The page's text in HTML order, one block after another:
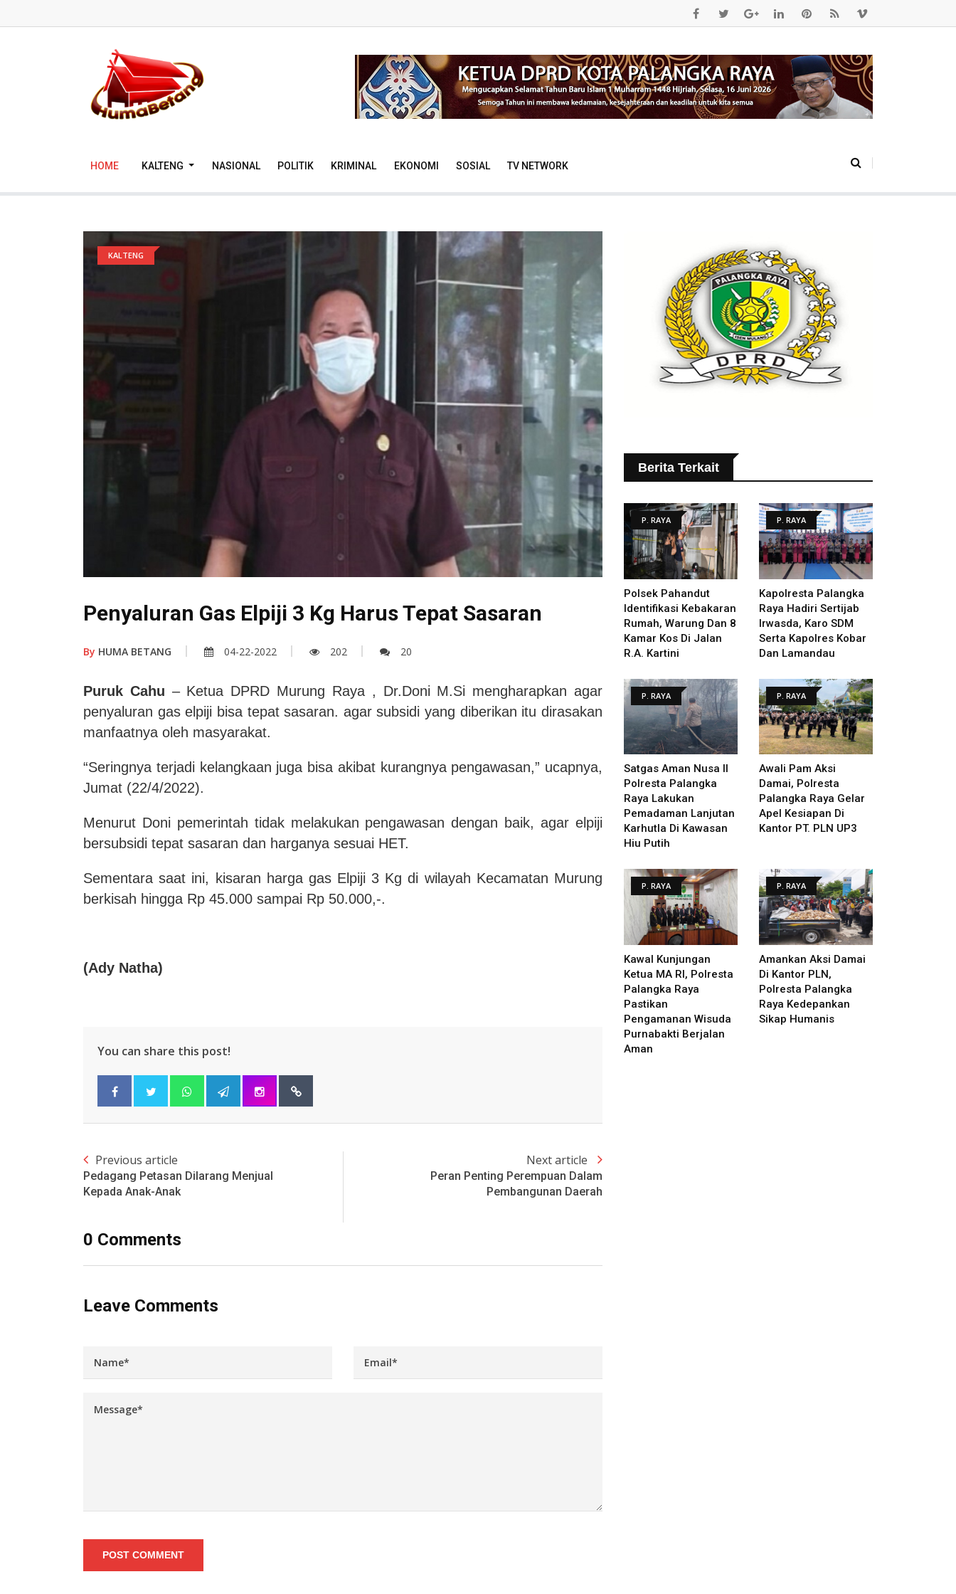
HOME KALTENG NASIONAL POLITIK KRIMINAL EKONOMI SOSIAL TV NETWORK
KALTENG
Penyaluran Gas Elpiji 3 Kg Harus Tepat Sasaran
By HUMA BETANG 04-22-2022 202 20
Puruk Cahu – Ketua DPRD Murung Raya , Dr.Doni M.Si mengharapkan agar
penyaluran gas elpiji bisa tepat sasaran. agar subsidi yang diberikan itu dirasakan
manfaatnya oleh masyarakat.
“Seringnya terjadi kelangkaan juga bisa akibat kurangnya pengawasan,” ucapnya,
Jumat (22/4/2022).
Menurut Doni pemerintah tidak melakukan pengawasan dengan baik, agar elpiji
bersubsidi tepat sasaran dan harganya sesuai HET.
Sementara saat ini, kisaran harga gas Elpiji 3 Kg di wilayah Kecamatan Murung
berkisah hingga Rp 45.000 sampai Rp 50.000,-.
(Ady Natha)
You can share this post!
Previous article
Pedagang Petasan Dilarang Menjual
Kepada Anak-Anak
Next article
Peran Penting Perempuan Dalam
Pembangunan Daerah
0 Comments
Leave Comments
POST COMMENT
Berita Terkait
P. RAYA
Polsek Pahandut
Identifikasi Kebakaran
Rumah, Warung Dan 8
Kamar Kos Di Jalan
R.A. Kartini
P. RAYA
Kapolresta Palangka
Raya Hadiri Sertijab
Irwasda, Karo SDM
Serta Kapolres Kobar
Dan Lamandau
P. RAYA
Satgas Aman Nusa II
Polresta Palangka
Raya Lakukan
Pemadaman Lanjutan
Karhutla Di Kawasan
Hiu Putih
P. RAYA
Awali Pam Aksi
Damai, Polresta
Palangka Raya Gelar
Apel Kesiapan Di
Kantor PT. PLN UP3
P. RAYA
Kawal Kunjungan
Ketua MA RI, Polresta
Palangka Raya
Pastikan
Pengamanan Wisuda
Purnabakti Berjalan
Aman
P. RAYA
Amankan Aksi Damai
Di Kantor PLN,
Polresta Palangka
Raya Kedepankan
Sikap Humanis